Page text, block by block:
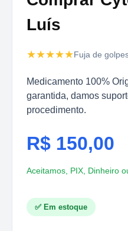
Luís
★★★★★Fuja de
Medicamento 100%
garantida, damos
procedimento.
R$ 150,00
Aceitamos, PIX, Dinheiro
✅ Em estoque